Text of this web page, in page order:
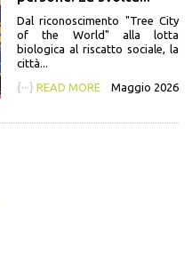
Dal riconoscimento "Tree City
of the World" alla lotta
biologica al riscatto sociale, la
città...
{···} READ MORE Maggio 2026